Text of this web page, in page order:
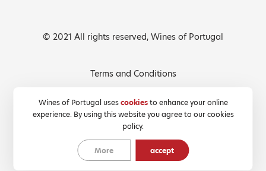
Wines of Portugal usescookiesto enhance your online
experience. By using this website you agree to our cookies
policy.
More accept
© 2021 All rights reserved, Wines of Portugal
Terms and Conditions
Cookies Policy